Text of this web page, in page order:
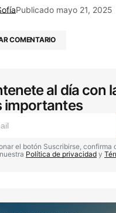
Publicado mayo 21, 2025
COMENTARIO
de correo
Los campos
con *
*
al día con
importantes
el botón Suscribirse, confirma
Política de privacidad y